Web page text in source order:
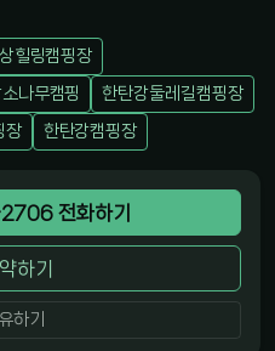
힐링캠핑장
나무캠핑
한탄강둘레길캠핑장
장 한탄강캠핑장
전화하기
하기
하기